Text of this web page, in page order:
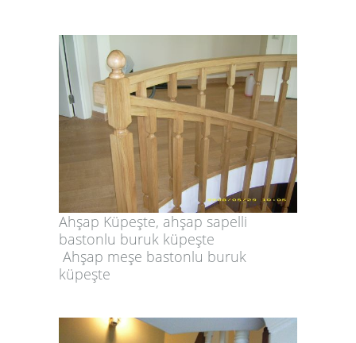
Ahşap Küpeşte, ahşap sapelli
bastonlu buruk küpeşte
Ahşap meşe bastonlu buruk
küpeşte